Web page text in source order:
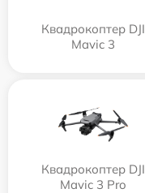
Квадрокоптер DJI
Mavic 3
Квадрокоптер DJI
Mavic 3 Pro